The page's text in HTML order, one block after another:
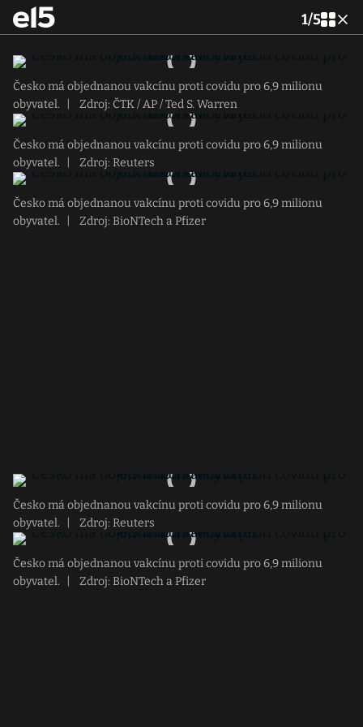
1/5
Česko má objednanou vakcínu proti covidu pro 6,9 milionu
obyvatel.
Zdroj: ČTK / AP / Ted S. Warren
Česko má objednanou vakcínu proti covidu pro 6,9 milionu
obyvatel.
Zdroj: Reuters
Česko má objednanou vakcínu proti covidu pro 6,9 milionu
obyvatel.
Zdroj: BioNTech a Pfizer
Česko má objednanou vakcínu proti covidu pro 6,9 milionu
obyvatel.
Zdroj: Reuters
Česko má objednanou vakcínu proti covidu pro 6,9 milionu
obyvatel.
Zdroj: BioNTech a Pfizer